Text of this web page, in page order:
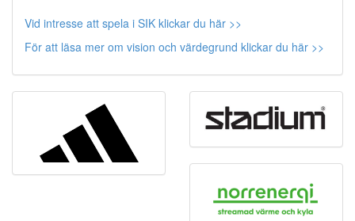
Vid intresse att spela i SIK klickar du här >>
För att läsa mer om vision och värdegrund klickar du här >>